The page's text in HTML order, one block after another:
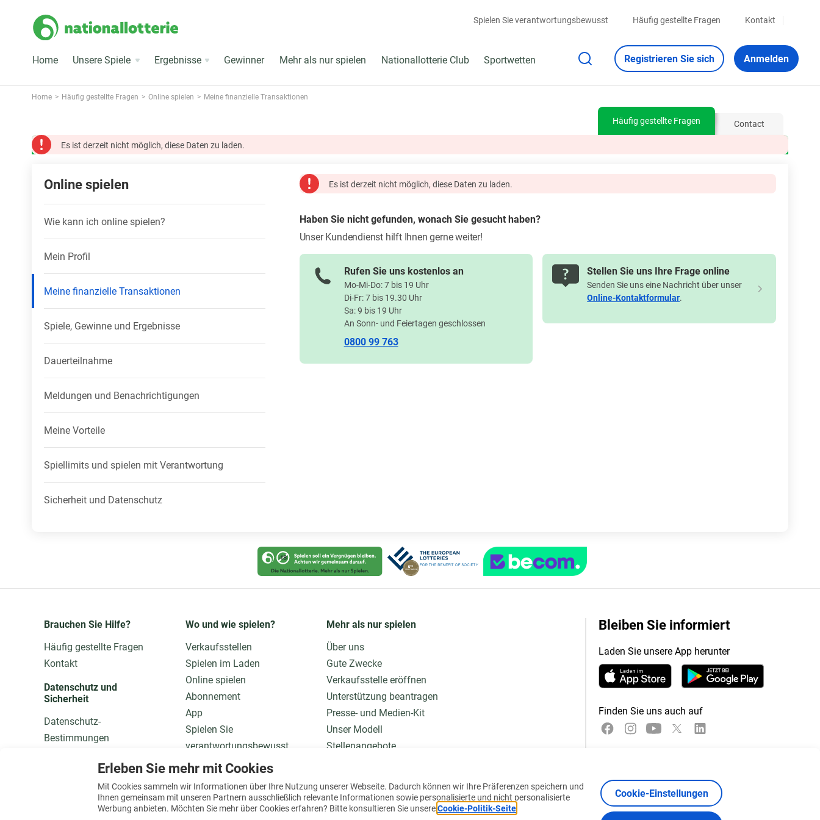
Spielen Sie verantwortungsbewusst Häufig gestellte Fragen Kontakt
Home Unsere Spiele Ergebnisse Gewinner Mehr als nur spielen Nationallotterie Club Sportwetten Registrieren Sie sich Anmelden
Home Häufig gestellte Fragen Online spielen Meine finanzielle Transaktionen
Häufig gestellte Fragen
Contact
Es ist derzeit nicht möglich, diese Daten zu laden.
Online spielen
Wie kann ich online spielen?
Mein Profil
Meine finanzielle Transaktionen
Spiele, Gewinne und Ergebnisse
Dauerteilnahme
Meldungen und Benachrichtigungen
Meine Vorteile
Spiellimits und spielen mit Verantwortung
Sicherheit und Datenschutz
Es ist derzeit nicht möglich, diese Daten zu laden.
Haben Sie nicht gefunden, wonach Sie gesucht haben?
Unser Kundendienst hilft Ihnen gerne weiter!
Rufen Sie uns kostenlos an
Mo-Mi-Do: 7 bis 19 Uhr
Di-Fr: 7 bis 19.30 Uhr
Sa: 9 bis 19 Uhr
An Sonn- und Feiertagen geschlossen
0800 99 763
Stellen Sie uns Ihre Frage online
Senden Sie uns eine Nachricht über unser
Online-Kontaktformular.
Erleben Sie mehr mit Cookies
Mit Cookies sammeln wir Informationen über Ihre Nutzung unserer Webseite. Dadurch können wir Ihre Präferenzen speichern und
Ihnen gemeinsam mit unseren Partnern ausschließlich relevante Informationen sowie personalisierte und nicht personalisierte
Werbung anbieten. Möchten Sie mehr über Cookies erfahren? Bitte konsultieren Sie unsereCookie-Politik-Seite
Cookie-Einstellungen
Brauchen Sie Hilfe?
Häufig gestellte Fragen
Kontakt
Datenschutz und
Sicherheit
Datenschutz-
Bestimmungen
Qualität und Sicherheit
Wo und wie spielen?
Verkaufsstellen
Spielen im Laden
Online spielen
Abonnement
App
Spielen Sie
verantwortungsbewusst
Dauerteilnahme
Mehr wissen
Mehr als nur spielen
Über uns
Gute Zwecke
Verkaufsstelle eröffnen
Unterstützung beantragen
Presse- und Medien-Kit
Unser Modell
Stellenangebote
Bleiben Sie informiert
Laden Sie unsere App herunter
Finden Sie uns auch auf